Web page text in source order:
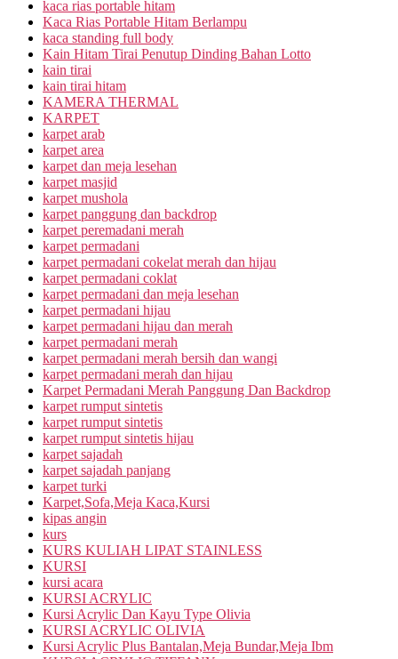
kaca rias portable hitam
Kaca Rias Portable Hitam Berlampu
kaca standing full body
Kain Hitam Tirai Penutup Dinding Bahan Lotto
kain tirai
kain tirai hitam
KAMERA THERMAL
KARPET
karpet arab
karpet area
karpet dan meja lesehan
karpet masjid
karpet mushola
karpet panggung dan backdrop
karpet peremadani merah
karpet permadani
karpet permadani cokelat merah dan hijau
karpet permadani coklat
karpet permadani dan meja lesehan
karpet permadani hijau
karpet permadani hijau dan merah
karpet permadani merah
karpet permadani merah bersih dan wangi
karpet permadani merah dan hijau
Karpet Permadani Merah Panggung Dan Backdrop
karpet rumput sintetis
karpet rumput sintetis
karpet rumput sintetis hijau
karpet sajadah
karpet sajadah panjang
karpet turki
Karpet,Sofa,Meja Kaca,Kursi
kipas angin
kurs
KURS KULIAH LIPAT STAINLESS
KURSI
kursi acara
KURSI ACRYLIC
Kursi Acrylic Dan Kayu Type Olivia
KURSI ACRYLIC OLIVIA
Kursi Acrylic Plus Bantalan,Meja Bundar,Meja Ibm